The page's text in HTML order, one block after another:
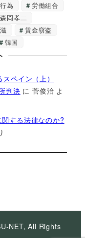
為
労働組合
森岡孝二
賃金窃盗
韓国
ペイン（上）
判決 に菅俊治 よ
する法律なのか?
NET, All Rights